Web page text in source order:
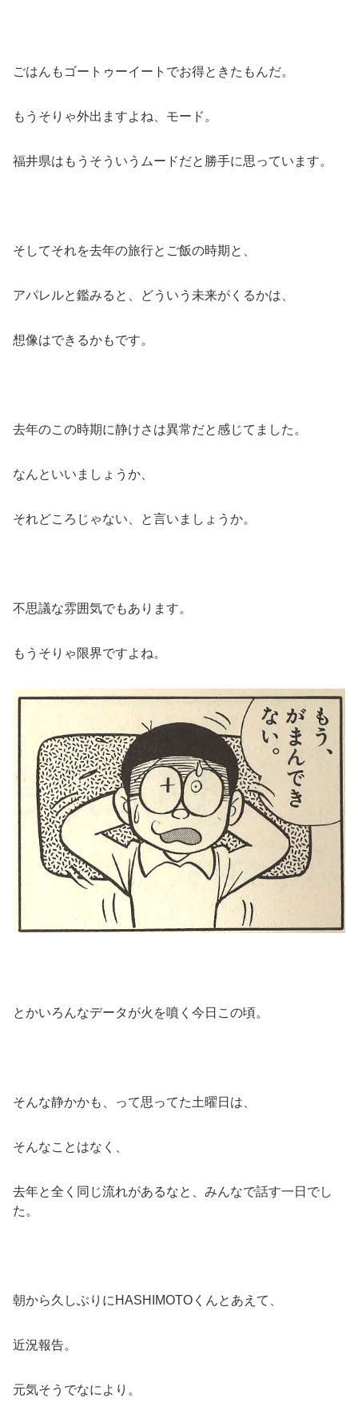
ごはんもゴートゥーイートでお得ときたもんだ。
もうそりゃ外出ますよね、モード。
福井県はもうそういうムードだと勝手に思っています。
そしてそれを去年の旅行とご飯の時期と、
アパレルと鑑みると、どういう未来がくるかは、
想像はできるかもです。
去年のこの時期に静けさは異常だと感じてました。
なんといいましょうか、
それどころじゃない、と言いましょうか。
不思議な雰囲気でもあります。
もうそりゃ限界ですよね。
とかいろんなデータが火を噴く今日この頃。
そんな静かかも、って思ってた土曜日は、
そんなことはなく、
去年と全く同じ流れがあるなと、みんなで話す一日でし
た。
朝から久しぶりにHASHIMOTOくんとあえて、
近況報告。
元気そうでなにより。